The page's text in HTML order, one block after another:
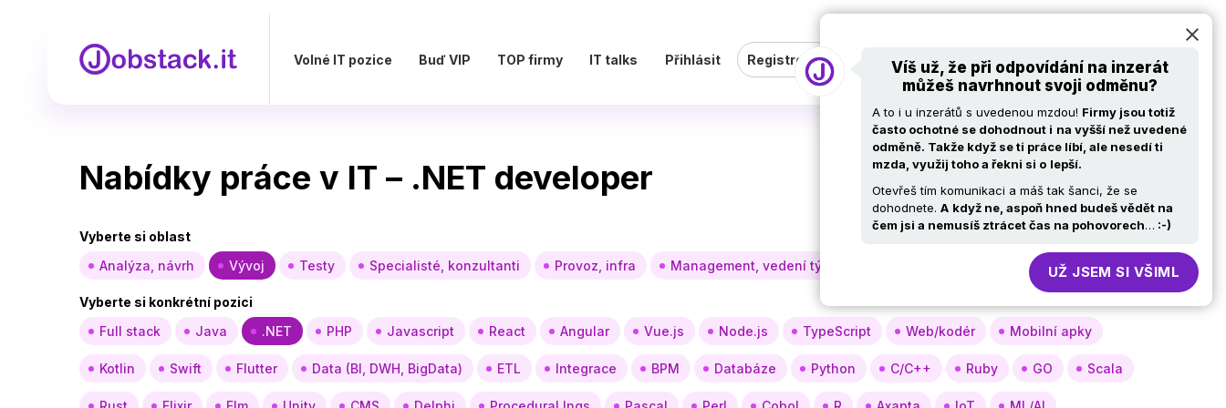
Volné IT pozice Buď VIP TOP firmy IT talks Přihlásit Registrovat Pro firmy Volní ajťáci Kariérní stránky
Nabídky práce v IT – .NET developer
Vyberte si oblast
Analýza, návrh
Vývoj Testy Specialisté, konzultanti Provoz, infra Management, vedení týmů
Vyberte si konkrétní pozici
Full stack
Java .NET PHP Javascript React Angular Vue.js Node.js TypeScript Web/kodér Mobilní apky
Kotlin Swift Flutter Data (BI, DWH, BigData) ETL Integrace BPM Databáze Python C/C++ Ruby GO Scala
Víš už, že při odpovídání na inzerát
můžeš navrhnout svoji odměnu?
A to i u inzerátů s uvedenou mzdou! Firmy jsou totiž
často ochotné se dohodnout i na vyšší než uvedené
odměně. Takže když se ti práce líbí, ale nesedí ti
mzda, využij toho a řekni si o lepší.
Otevřeš tím komunikaci a máš tak šanci, že se
dohodnete. A když ne, aspoň hned budeš vědět na
čem jsi a nemusíš ztrácet čas na pohovorech… :-)
UŽ JSEM SI VŠIML